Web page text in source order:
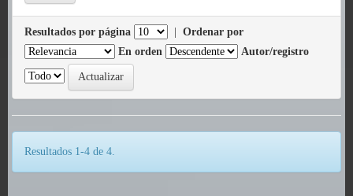
Resultados por página
Ordenar por
En orden
Autor/registro
Resultados 1-4 de 4.